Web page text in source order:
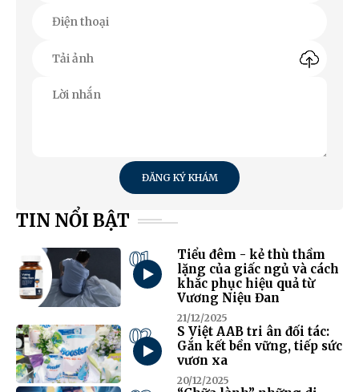
ĐĂNG KÝ KHÁM
TIN NỔI BẬT
01
Tiểu đêm - kẻ thù thầm
lặng của giấc ngủ và cách
khắc phục hiệu quả từ
Vương Niệu Đan
21/12/2025
02
S Việt AAB tri ân đối tác:
Gắn kết bền vững, tiếp sức
vươn xa
20/12/2025